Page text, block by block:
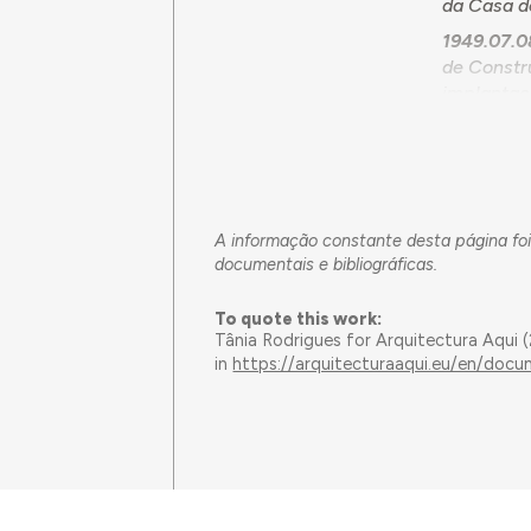
da Casa
de
efeito
câmara,
junto da
cedeu as
A informação constante desta página
documentais e bibliográficas.
To quote this work:
Tânia Rodrigues for Arquitectura Aqui
inhttps://arquitecturaaqui.eu/en/